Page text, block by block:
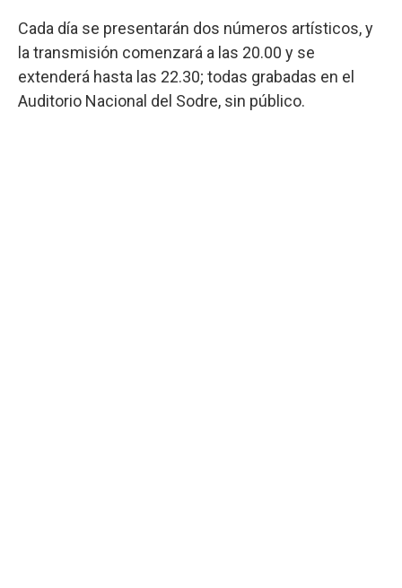
Cada día se presentarán dos números artísticos, y
la transmisión comenzará a las 20.00 y se
extenderá hasta las 22.30; todas grabadas en el
Auditorio Nacional del Sodre, sin público.